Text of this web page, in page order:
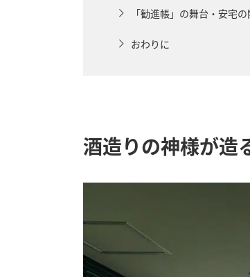
「勧進帳」の舞台・安宅
おわりに
酒造りの神様が造